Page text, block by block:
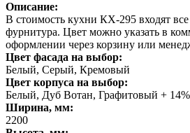
Описание:
В стоимость кухни КХ-295 входят
фурнитура. Цвет можно указать в
оформлении через корзину или
Цвет фасада на выбор:
Белый, Серый, Кремовый
Цвет корпуса на выбор:
Белый, Дуб Вотан, Графитовый +
Ширина, мм:
2200